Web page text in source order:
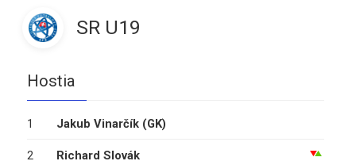
SR U19
Hostia
1 Jakub Vinarčík(GK)
2 Richard Slovák